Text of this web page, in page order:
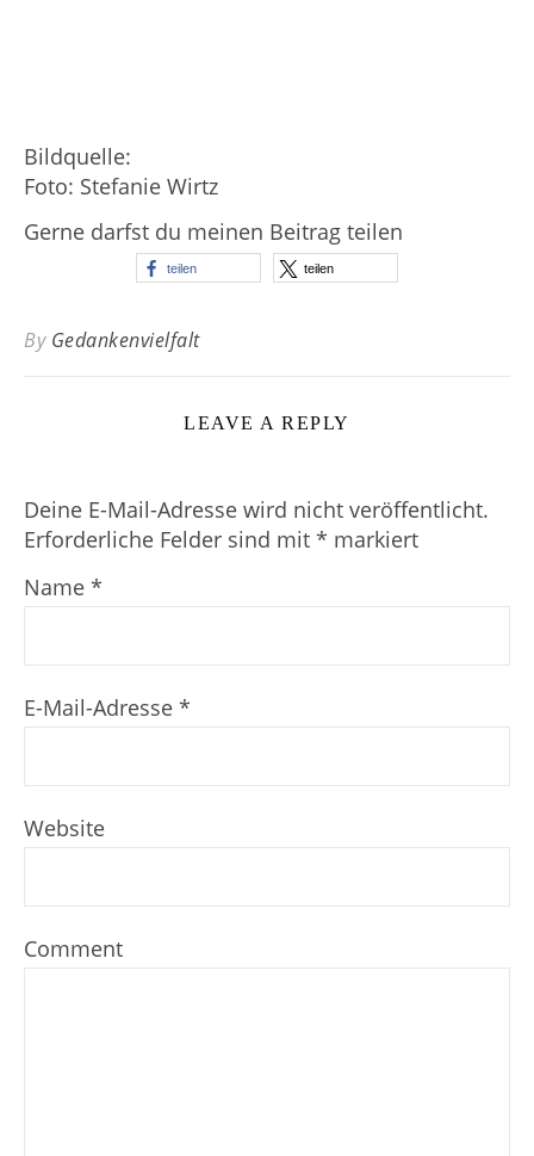
Bildquelle:
Foto: Stefanie Wirtz
Gerne darfst du meinen Beitrag teilen
teilen teilen
By Gedankenvielfalt
LEAVE A REPLY
Deine E-Mail-Adresse wird nicht veröffentlicht.
Erforderliche Felder sind mit * markiert
Name *
E-Mail-Adresse *
Website
Comment